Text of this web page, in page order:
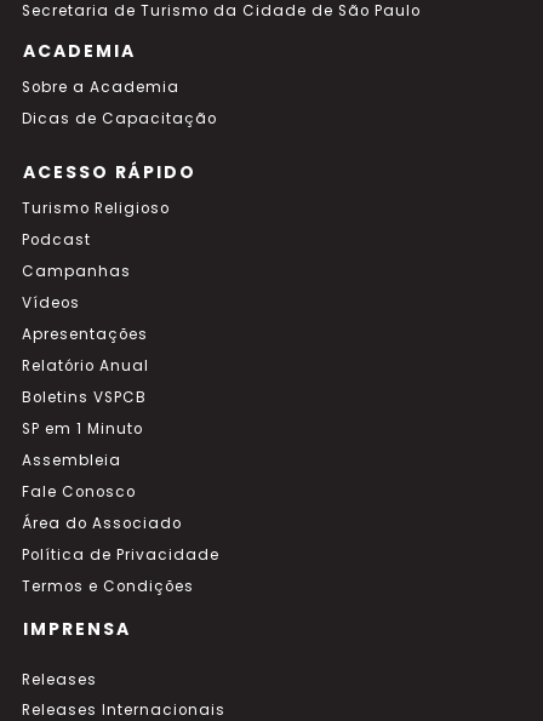
Secretaria de Turismo da Cidade de São Paulo
ACADEMIA
Sobre a Academia
Dicas de Capacitação
ACESSO RÁPIDO
Turismo Religioso
Podcast
Campanhas
Vídeos
Apresentações
Relatório Anual
Boletins VSPCB
SP em 1 Minuto
Assembleia
Fale Conosco
Área do Associado
Política de Privacidade
Termos e Condições
IMPRENSA
Releases
Releases Internacionais